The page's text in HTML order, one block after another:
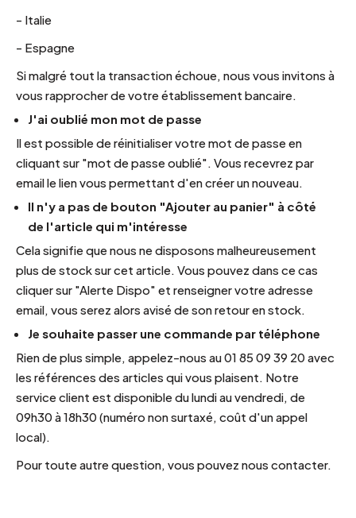
- Italie
- Espagne
Si malgré tout la transaction échoue, nous vous invitons à
vous rapprocher de votre établissement bancaire.
J'ai oublié mon mot de passe
Il est possible de réinitialiser votre mot de passe en
cliquant sur "mot de passe oublié". Vous recevrez par
email le lien vous permettant d'en créer un nouveau.
Il n'y a pas de bouton "Ajouter au panier" à côté
de l'article qui m'intéresse
Cela signifie que nous ne disposons malheureusement
plus de stock sur cet article. Vous pouvez dans ce cas
cliquer sur "Alerte Dispo" et renseigner votre adresse
email, vous serez alors avisé de son retour en stock.
Je souhaite passer une commande par téléphone
Rien de plus simple, appelez-nous au 01 85 09 39 20 avec
les références des articles qui vous plaisent. Notre
service client est disponible du lundi au vendredi, de
09h30 à 18h30 (numéro non surtaxé, coût d'un appel
local).
Pour toute autre question, vous pouvez nous contacter.